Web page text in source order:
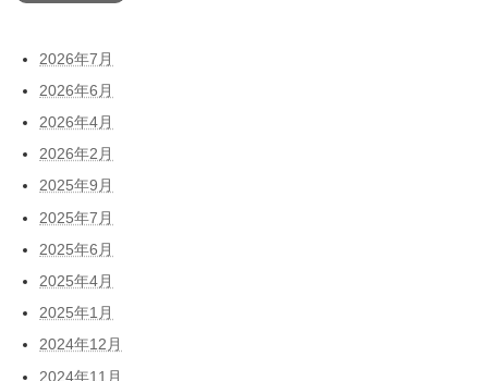
2026年7月
2026年6月
2026年4月
2026年2月
2025年9月
2025年7月
2025年6月
2025年4月
2025年1月
2024年12月
2024年11月